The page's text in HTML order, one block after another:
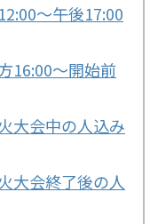
～午後17:00
16:00～開始前
大会中の人込み
大会終了後の人